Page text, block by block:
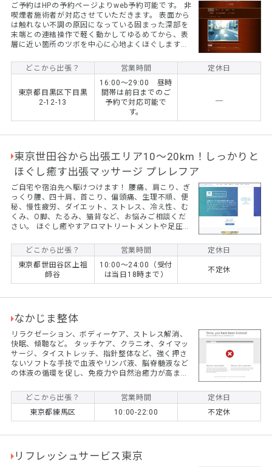
ご予約はHPの予約ページよりweb予約可能です。 非
喫煙者施術者が対応させていただきます。 表面から
は触れない不調の原因になっている固まった深部を
末端との連結操作で軽く動かしてゆるめてから、表
層に近い箇所のツボを中心に心地よくほぐします。
ット有）※瞬間的な動きで「ボキッ」とならすよう
な手技ではございません。 小さなお子様がいる主婦
のお客様、ご家族によくご用命いただいております
のでお子様をすぐ横に寝かせた状態での施術も問題
ありません。 トレーニング、ストレッチ（施術者補
助、セルフメンテナンス共に）もご相談下さい。
どこから出張？ 営業時間 定休日
東京都目黒区下目黒
2-12-13
16:00～29:00 昼時
間帯は前日までのご
予約で対応可能で
す。
東京世田谷から出張エリア10〜20km！しっかりと
ほぐし癒す出張マッサージ プレレフア
ご自宅や宿泊先へ駆けつけます！ 腰痛、肩こり、ぎ
っくり腰、四十肩、首こり、偏頭痛、生理不順、便
秘、慢性疲労、ダイエット、ストレス、冷え性、む
くみ、O脚、たるみ、猫背など、お悩みご相談くだ
さい。 ほぐし癒やすアロマトリートメントや足圧マ
アは世田谷・那須高原・日立の３拠点で活動スター
トしました！女性セラピストによる出張サービスを
ご提供しています。ご自宅やホテルに極上のリラク
ゼーションをお届けいたします。 ご予約、お問い合
わせに関してはHPをご覧ください。 ◯ご予約方法
どこから出張？ 営業時間
定休日
東京都世田谷区上祖
師谷
10:00〜24:00（受付
は当日18時まで）
不定休
なかじま整体
リラクゼーション、ボディーケア、ストレス解消、
快眠、傾聴など。 タッチケア、クラニオ、タイマッ
サージ、タイストレッチ、指針整体など、強く押さ
ないソフトな手技で血液やリンパ液、脳脊髄液など
の体液の循環を促し、免疫力や自然治癒力が高まり
てのいろんなご相談もお受けいたします。 男性スタ
ッフが出張いたします。 料金：60分6000円、90分
8600円、120分11000円。（練馬駅からの交通費を
ご負担願います）
どこから出張？ 営業時間
定休日
東京都練馬区
10:00-22:00 不定休
リフレッシュサービス東京